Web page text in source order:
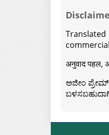
अनुवाद पहल,
ಅಜೀಂ